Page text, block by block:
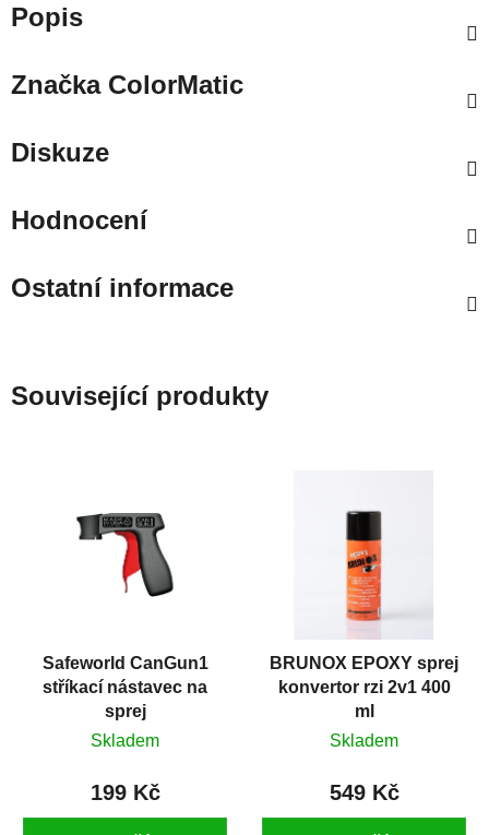
Popis
ZnačkaColorMatic
Diskuze
Hodnocení
Ostatní informace
Související produkty
Safeworld CanGun1
stříkací nástavec na
sprej
Skladem
199 Kč
BRUNOX EPOXY sprej
konvertor rzi 2v1 400
ml
Skladem
549 Kč